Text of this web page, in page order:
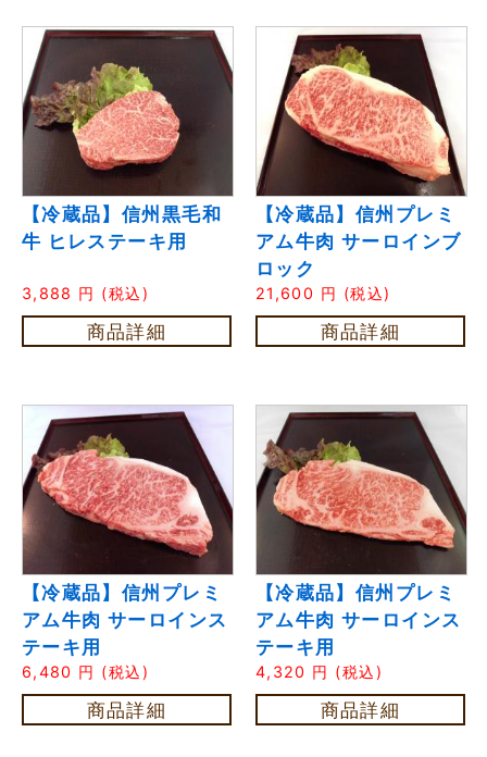
【冷蔵品】信州黒毛和
牛 ヒレステーキ用
3,888 円 (税込)
商品詳細
【冷蔵品】信州プレミ
アム牛肉 サーロインブ
ロック
21,600 円 (税込)
商品詳細
【冷蔵品】信州プレミ
アム牛肉 サーロインス
テーキ用
6,480 円 (税込)
商品詳細
【冷蔵品】信州プレミ
アム牛肉 サーロインス
テーキ用
4,320 円 (税込)
商品詳細